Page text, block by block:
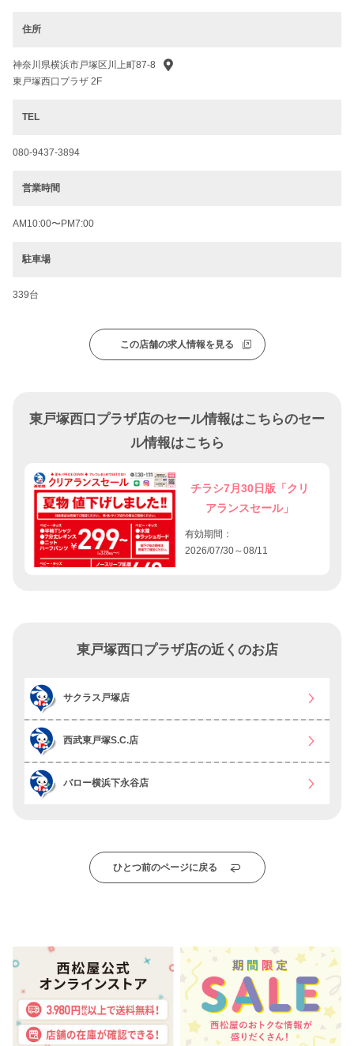
住所
神奈川県横浜市戸塚区川上町87-8
東戸塚西口プラザ 2F
TEL
080-9437-3894
営業時間
AM10:00〜PM7:00
駐車場
339台
この店舗の求人情報を見る
東戸塚西口プラザ店のセール情報はこちらのセー
ル情報はこちら
チラシ7月30日版「クリ
アランスセール」
有効期間：
2026/07/30～08/11
東戸塚西口プラザ店の近くのお店
サクラス戸塚店
西武東戸塚S.C.店
バロー横浜下永谷店
ひとつ前のページに戻る